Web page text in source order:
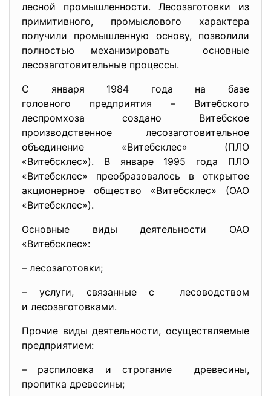
лесной промышленности. Лесозаготовки из
примитивного, промыслового характера
получили промышленную основу, позволили
полностью механизировать основные
лесозаготовительные процессы.
С января 1984 года на базе
головного предприятия – Витебского
леспромхоза создано Витебское
производственное лесозаготовительное
объединение «Витебсклес» (ПЛО
«Витебсклес»). В январе 1995 года ПЛО
«Витебсклес» преобразовалось в открытое
акционерное общество «Витебсклес» (ОАО
«Витебсклес»).
Основные виды деятельности ОАО
«Витебсклес»:
– лесозаготовки;
– услуги, связанные с лесоводством
и лесозаготовками.
Прочие виды деятельности, осуществляемые
предприятием:
– распиловка и строгание древесины,
пропитка древесины;